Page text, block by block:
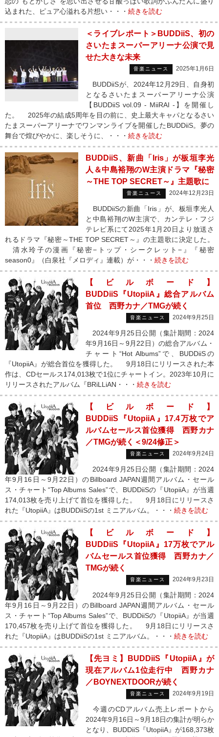
込まれた、ピュア心溢れる片想い・・・ 続きを読む
＜ライブレポート＞BUDDiiS、初の
さいたまスーパーアリーナ公演で見
せた大きな未来
音楽ニュース 2025年1月6日
BUDDiiSが、2024年12月29日、自身初
となるさいたまスーパーアリーナ公演
【BUDDiiS vol.09 - MiiRAI -】を開催し
た。 2025年の結成5周年を目の前に、史上最大キャパとなるさい
たまスーパーアリーナでワンマンライブを開催したBUDDiiS。夢の
舞台で煌びやかに、楽しそうに、・・・ 続きを読む
BUDDiiS、新曲「Iris」が板垣李光
人＆中島裕翔のW主演ドラマ『秘密
～THE TOP SECRET～』主題歌に
音楽ニュース 2024年12月23日
BUDDiiSの新曲「Iris」が、板垣李光人
と中島裕翔のW主演で、カンテレ・フジ
テレビ系にて2025年1月20日より放送さ
れるドラマ『秘密～THE TOP SECRET～』の主題歌に決定した。
清水玲子の漫画『秘密−トップ・シークレット−』『秘密
season0』（白泉社『メロディ』連載）が・・・ 続きを読む
【ビルボード】
BUDDiiS『UtopiiA』総合アルバム
首位 西野カナ／TMGが続く
音楽ニュース 2024年9月25日
2024年9月25日公開（集計期間：2024
年9月16日～9月22日）の総合アルバム・
チャート“Hot Albums”で、BUDDiiSの
『UtopiiA』が総合首位を獲得した。 9月18日にリリースされた本
作は、CDセールス174,013枚で1位にチャートイン。2023年10月に
リリースされたアルバム『BRiLLiAN・・・ 続きを読む
【ビルボード】
BUDDiiS『UtopiiA』17.4万枚でア
ルバムセールス首位獲得 西野カナ
／TMGが続く＜9/24修正＞
音楽ニュース 2024年9月24日
2024年9月25日公開（集計期間：2024
年9月16日～9月22日）のBillboard JAPAN週間アルバム・セール
ス・チャート“Top Albums Sales”で、BUDDiiSの『UtopiiA』が当週
174,013枚を売り上げて首位を獲得した。 9月18日にリリースさ
れた『UtopiiA』はBUDDiiSの1st ミニアルバム。・・・ 続きを読む
【ビルボード】
BUDDiiS『UtopiiA』17万枚でアル
バムセールス首位獲得 西野カナ／
TMGが続く
音楽ニュース 2024年9月23日
2024年9月25日公開（集計期間：2024
年9月16日～9月22日）のBillboard JAPAN週間アルバム・セール
ス・チャート“Top Albums Sales”で、BUDDiiSの『UtopiiA』が当週
170,457枚を売り上げて首位を獲得した。 9月18日にリリースさ
れた『UtopiiA』はBUDDiiSの1st ミニアルバム。・・・ 続きを読む
【先ヨミ】BUDDiiS『UtopiiA』が
現在アルバム1位走行中 西野カナ
／BOYNEXTDOORが続く
音楽ニュース 2024年9月19日
今週のCDアルバム売上レポートから
2024年9月16日～9月18日の集計が明らか
となり、BUDDiiS『UtopiiA』が168,373枚